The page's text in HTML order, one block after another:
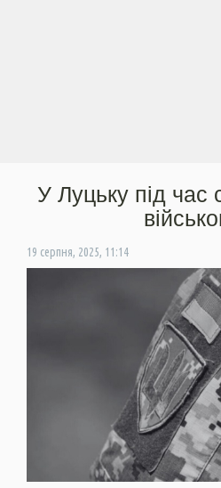
У Луцьку під
19 серпня, 2025, 11:14